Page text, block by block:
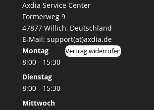
Axdia Service Center
Formerweg 9
47877 Willich, Deutschland
E-Mail: support(at)axdia.de
Montag
8:00 - 15:30
Dienstag
8:00 - 15:30
Mittwoch
Vertrag widerrufen